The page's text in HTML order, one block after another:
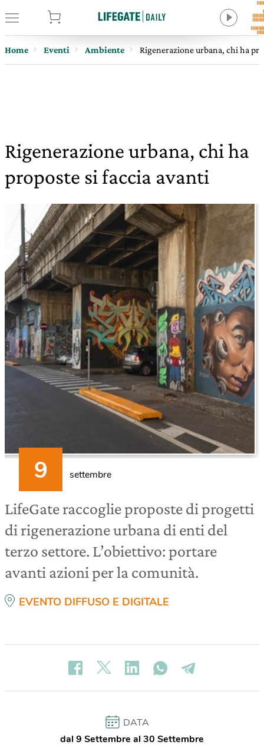
Home Eventi Ambiente Rigenerazione urbana, chi ha
Rigenerazione urbana, chi ha
proposte si faccia avanti
settembre
LifeGate raccoglie proposte di progetti
di rigenerazione urbana di enti del
terzo settore. L’obiettivo: portare
avanti azioni per la comunità.
EVENTO DIFFUSO E DIGITALE
DATA
dal 9 Settembre al 30 Settembre